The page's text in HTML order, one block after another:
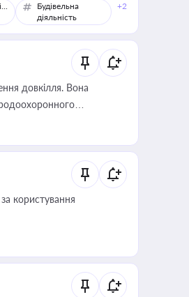
Торгівля
Будівельна
діяльність
+2
довкілля. Вона
користування